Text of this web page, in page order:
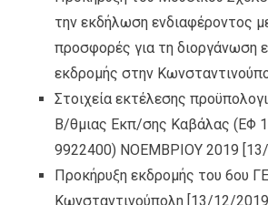
την εκδήλωση ενδιαφέροντος
προσφορές για τη διοργάνωση
εκδρομής στην
Στοιχεία εκτέλεσης
Β/θμιας Εκπ/σης Καβάλας (ΕΦ
9922400) ΝΟΕΜΒΡΙΟΥ 2019
Προκήρυξη εκδρομής του 6ου
Κωνσταντινούπολη [13/12/